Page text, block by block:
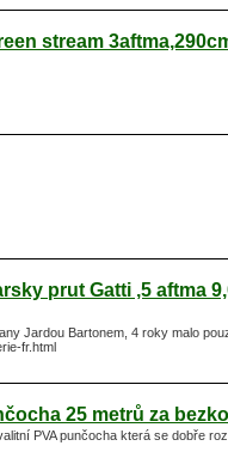
stream
prut Gatti ,5 aftma
Jardou Bartonem, 4 roky malo
fr.html
25 metrů za
PVA punčocha která se dobře